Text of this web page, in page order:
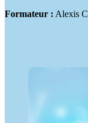
Formateur : Alexis